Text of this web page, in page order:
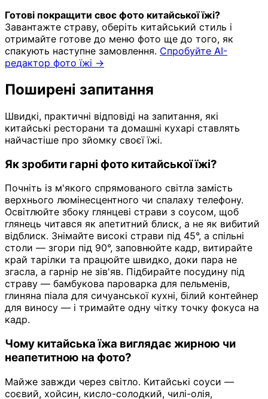
Готові покращити своє фото китайської їжі?
Завантажте страву, оберіть китайський стиль і
отримайте готове до меню фото ще до того, як
спакують наступне замовлення. Спробуйте AI-
редактор фото їжі →
Поширені запитання
Швидкі, практичні відповіді на запитання, які
китайські ресторани та домашні кухарі ставлять
найчастіше про зйомку своєї їжі.
Як зробити гарні фото китайської їжі?
Почніть із м'якого спрямованого світла замість
верхнього люмінесцентного чи спалаху телефону.
Освітлюйте збоку глянцеві страви з соусом, щоб
глянець читався як апетитний блиск, а не як вибитий
відблиск. Знімайте високі страви під 45°, а спільні
столи — згори під 90°, заповнюйте кадр, витирайте
край тарілки та працюйте швидко, доки пара не
згасла, а гарнір не зів'яв. Підбирайте посудину під
страву — бамбукова пароварка для пельменів,
глиняна піала для сичуанської кухні, білий контейнер
для виносу — і тримайте одну чітку точку фокуса на
кадр.
Чому китайська їжа виглядає жирною чи
неапетитною на фото?
Майже завжди через світло. Китайські соуси —
соєвий, хойсин, кисло-солодкий, чилі-олія,